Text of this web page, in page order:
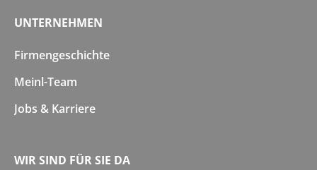
UNTERNEHMEN
Firmengeschichte
Meinl-Team
Jobs & Karriere
WIR SIND FÜR SIE DA